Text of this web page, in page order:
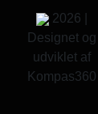
2026 |
Designet og
udviklet af
Kompas360